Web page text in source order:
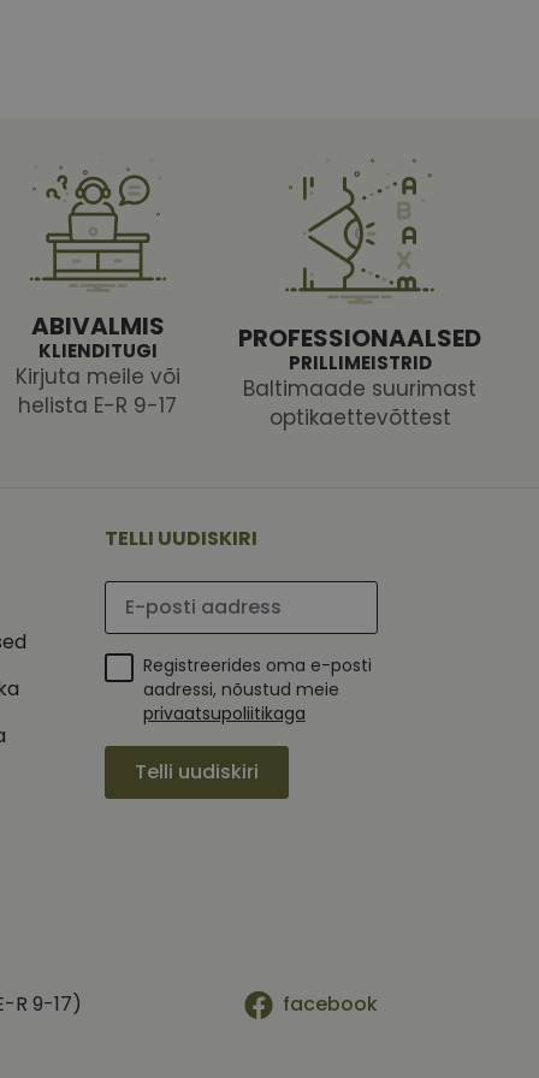
ABIVALMIS
KLIENDITUGI
Kirjuta meile või
helista E-R 9-17
PROFESSIONAALSED
PRILLIMEISTRID
Baltimaade suurimast
optikaettevõttest
TELLI UUDISKIRI
Palun sisesta e-posti aadress
Registreerides oma e-posti
aadressi, nõustud meie
privaatsupoliitikaga
Telli uudiskiri
R 9-17) facebook
küpsiste
selleks, et Cookie-
See on
eest
kasutajate
andmete
aadressi
kohta, mida
selle kohta,
kohta, mida
teha kindlaks,
näiteks reaalajas